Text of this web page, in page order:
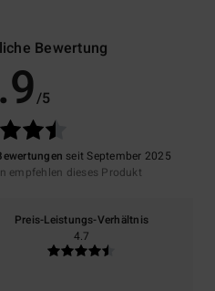
Bewertung
/5
seit September 2025
empfehlen dieses Produkt
Preis-Leistungs-Verhältnis
4.7